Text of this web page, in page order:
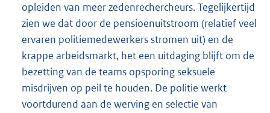
opleiden van meer zedenrechercheurs. Tegelijkertijd
zien we dat door de pensioenuitstroom (relatief veel
ervaren politiemedewerkers stromen uit) en de
krappe arbeidsmarkt, het een uitdaging blijft om de
bezetting van de teams opsporing seksuele
misdrijven op peil te houden. De politie werkt
voortdurend aan de werving en selectie van